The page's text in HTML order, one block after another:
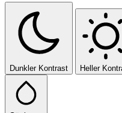
Dunkler Kontrast Heller